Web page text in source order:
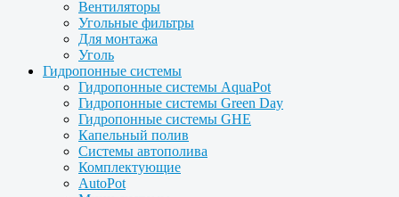
Вентиляторы
Угольные фильтры
Для монтажа
Уголь
Гидропонные системы
Гидропонные системы AquaPot
Гидропонные системы Green Day
Гидропонные системы GHE
Капельный полив
Системы автополива
Комплектующие
AutoPot